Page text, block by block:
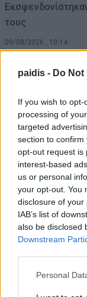
paidis - Do
If you wish to
processing of
targeted
section to
opt-out request is
interest-based
us or personal
your opt-out. You
disclosure of
IAB’s list of
also be disclosed
Downstream
Personal
τους
09/08/2026 , 10:14
Χρ. Κέλλας:
09/08/2026 , 9:45
Νυχθημερόν
δημοτικού
Γιάννουλη,
Δένδρα λόγω
Απίστευτη
μπάλα ταξίδεψε
να κρατήσει